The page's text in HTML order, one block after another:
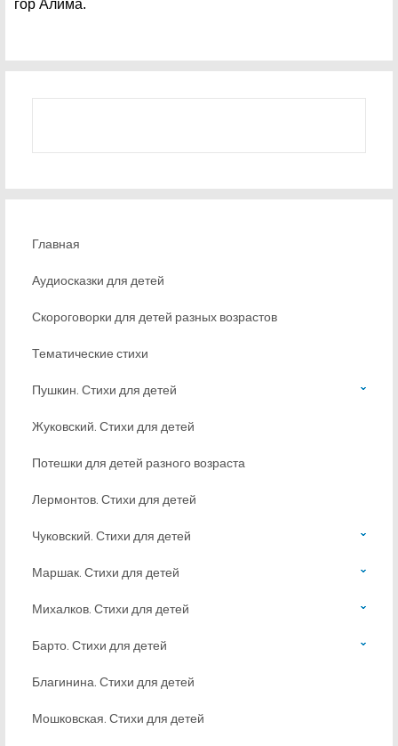
гор Алима.
Главная
Аудиосказки для детей
Скороговорки для детей разных возрастов
Тематические стихи
Пушкин. Стихи для детей
Жуковский. Стихи для детей
Потешки для детей разного возраста
Лермонтов. Стихи для детей
Чуковский. Стихи для детей
Маршак. Стихи для детей
Михалков. Стихи для детей
Барто. Стихи для детей
Благинина. Стихи для детей
Мошковская. Стихи для детей